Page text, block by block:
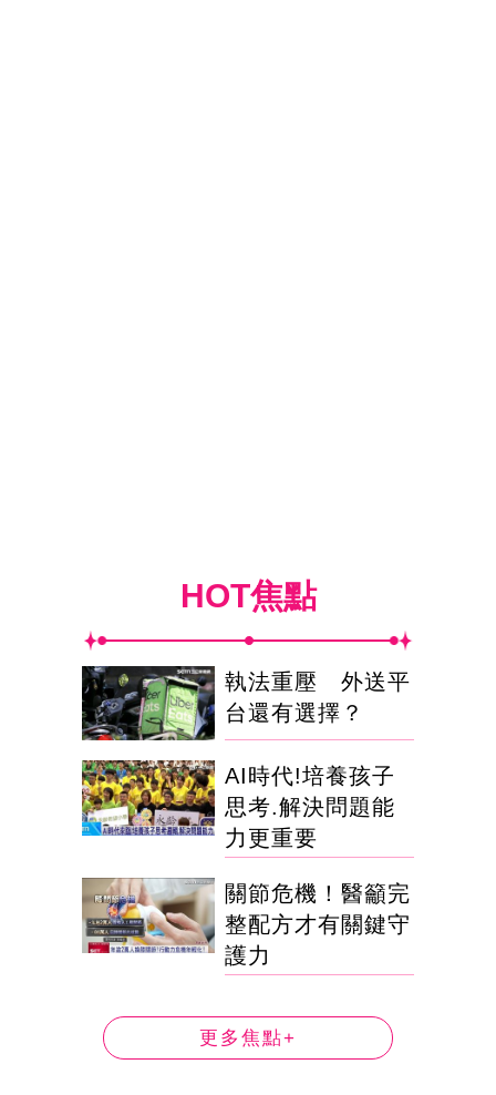
HOT焦點
執法重壓 外送平
台還有選擇？
AI時代!培養孩子
思考.解決問題能
力更重要
關節危機！醫籲完
整配方才有關鍵守
護力
更多焦點+